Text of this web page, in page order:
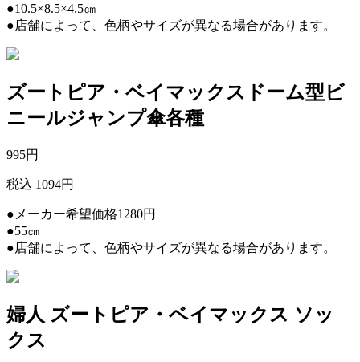
●10.5×8.5×4.5㎝
●店舗によって、色柄やサイズが異なる場合があります。
ズートピア・ベイマックスドーム型ビ
ニールジャンプ傘各種
995円
税込 1094円
●メーカー希望価格1280円
●55㎝
●店舗によって、色柄やサイズが異なる場合があります。
婦人 ズートピア・ベイマックス ソッ
クス